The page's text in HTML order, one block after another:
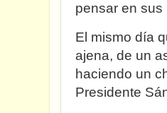
pensar en sus
El mismo día
ajena, de un
haciendo un
Presidente